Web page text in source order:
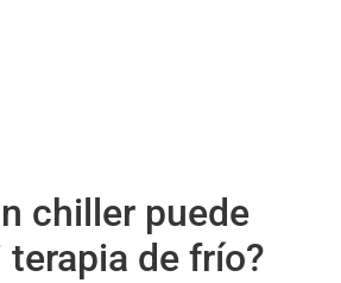
chiller puede
de frío?